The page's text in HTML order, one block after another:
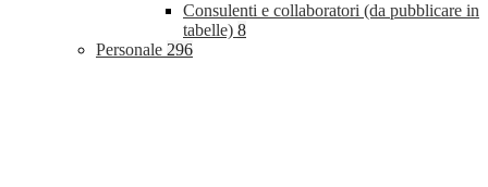
Consulenti e collaboratori (da pubblicare in
tabelle) 8
Personale 296